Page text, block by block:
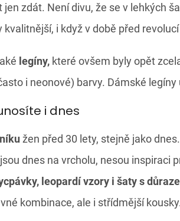
zdát. Není divu, že se v lehkých
i když v době před
legíny, které ovšem byly opět
i neonové) barvy. Dámské
i dnes
žen před 30 lety, stejně jako
dnes na vrcholu, nesou inspiraci
leopardí vzory i šaty s
kombinace, ale i střídmější kousky.